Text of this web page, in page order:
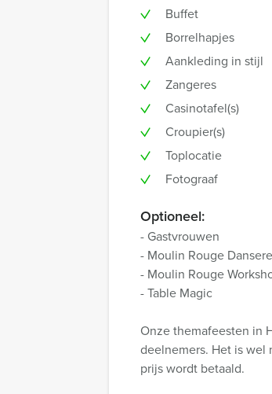
Buffet
Borrelhapjes
Aankleding in stijl
Zangeres
Casinotafel(s)
Croupier(s)
Toplocatie
Fotograaf
Optioneel:
- Gastvrouwen
- Moulin Rouge
- Moulin Rouge
- Table Magic
Onze themafeesten in
deelnemers. Het is
prijs wordt betaald.